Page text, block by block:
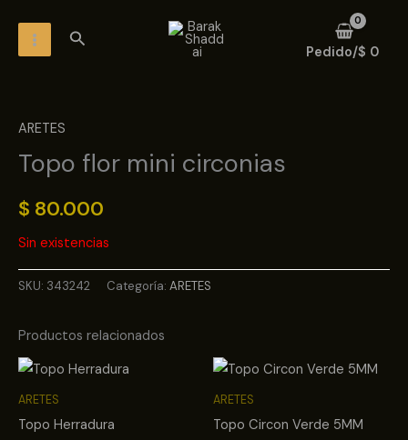
contenidoMENU
Buscar
Pedido/$ 0
ARETES
Topo flor mini circonias
$ 80.000
Sin existencias
SKU: 343242 Categoría: ARETES
Productos relacionados
ARETES
Topo Herradura
ARETES
Topo Circon Verde 5MM